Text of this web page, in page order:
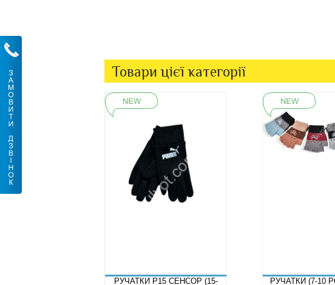
Товари цієї категорії
РУЧАТКИ P15 СЕНСОР (15-
РУЧАТКИ (7-10